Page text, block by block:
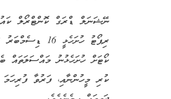
ނޭޝަނަލް ޑްރަގް ކޮންޓްރޯލް
ކޯޓަށް ހުށަހެޅުނު މައްސަލަތައް
ކުރި މީހުންނާއި، ފަރުވާ